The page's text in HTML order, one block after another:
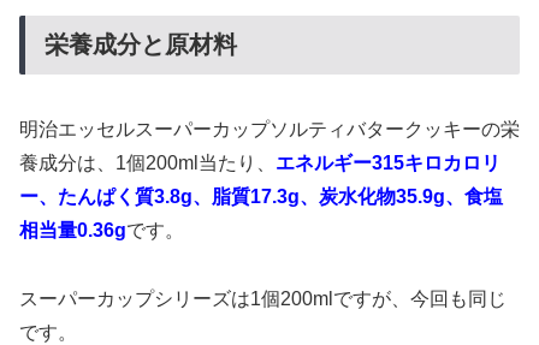
栄養成分と原材料
明治エッセルスーパーカップソルティバタークッキーの栄
養成分は、1個200ml当たり、 エネルギー315キロカロリ
ー、たんぱく質3.8g、脂質17.3g、炭水化物35.9g、食塩
相当量0.36gです。
スーパーカップシリーズは1個200mlですが、今回も同じ
です。